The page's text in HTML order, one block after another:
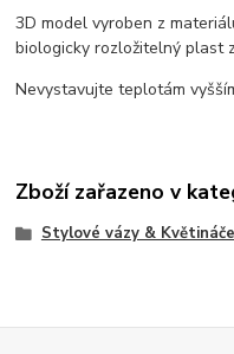
3D model vyroben z
biologicky rozložitelný plast
Nevystavujte teplotám
Zboží zařazeno v
Stylové vázy & Květináče